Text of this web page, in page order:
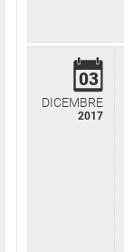
03
DICEMBRE
2017